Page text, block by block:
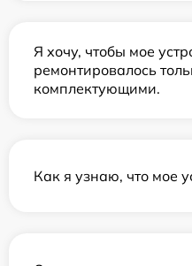
Я хочу, чтобы мое
ремонтировалось
комплектующими.
Как я узнаю, что мое